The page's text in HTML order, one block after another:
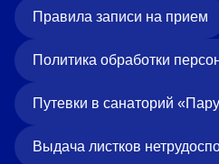
Правила записи на прием
Политика обработки
Путевки в санаторий
Выдача листков